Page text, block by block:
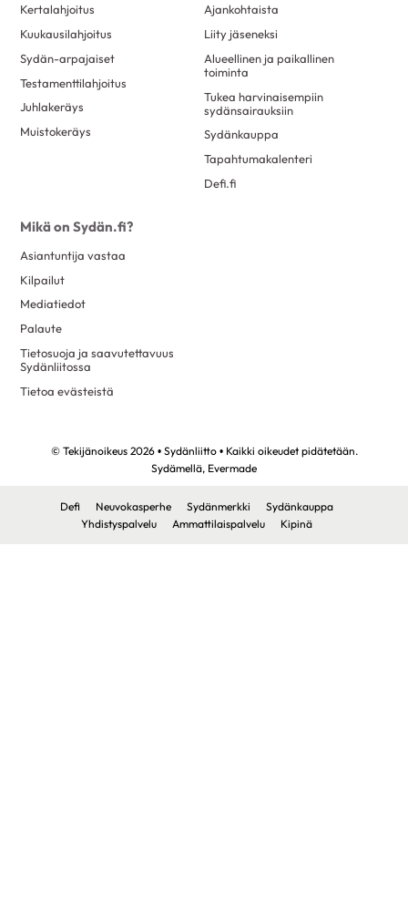
Kertalahjoitus
Kuukausilahjoitus
Sydän-arpajaiset
Testamenttilahjoitus
Juhlakeräys
Muistokeräys
Ajankohtaista
Liity jäseneksi
Alueellinen ja paikallinen
toiminta
Tukea harvinaisempiin
sydänsairauksiin
Sydänkauppa
Tapahtumakalenteri
Defi.fi
Mikä on Sydän.fi?
Asiantuntija vastaa
Kilpailut
Mediatiedot
Palaute
Tietosuoja ja saavutettavuus
Sydänliitossa
Tietoa evästeistä
© Tekijänoikeus 2026 • Sydänliitto • Kaikki oikeudet pidätetään.
Sydämellä, Evermade
Defi Neuvokasperhe Sydänmerkki
Sydänkauppa
Yhdistyspalvelu
Ammattilaispalvelu Kipinä